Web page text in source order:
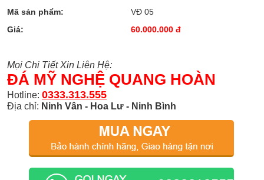
Mã sản phẩm:
VĐ 05
Giá:
60.000.000 đ
Mọi Chi Tiết Xin Liên Hệ:
ĐÁ MỸ NGHỆ QUANG HOÀN
Hotline: 0333.313.555
Địa chỉ: Ninh Vân - Hoa Lư - Ninh Bình